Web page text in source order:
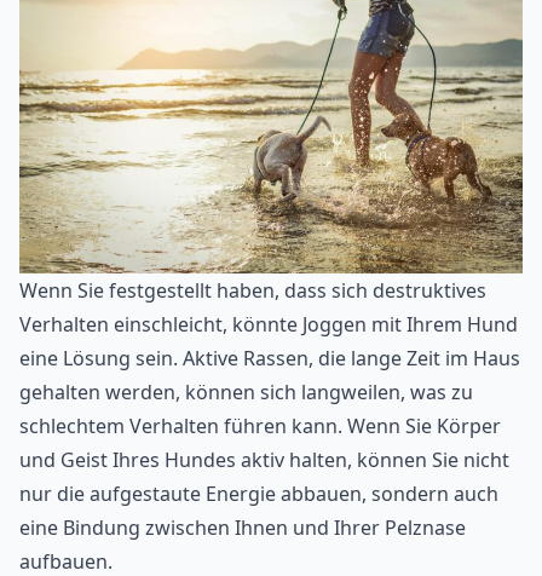
Wenn Sie festgestellt haben, dass sich destruktives
Verhalten einschleicht, könnte Joggen mit Ihrem Hund
eine Lösung sein. Aktive Rassen, die lange Zeit im Haus
gehalten werden, können sich langweilen, was zu
schlechtem Verhalten führen kann. Wenn Sie Körper
und Geist Ihres Hundes aktiv halten, können Sie nicht
nur die aufgestaute Energie abbauen, sondern auch
eine Bindung zwischen Ihnen und Ihrer Pelznase
aufbauen.